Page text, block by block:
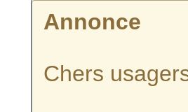
Annonce
Chers